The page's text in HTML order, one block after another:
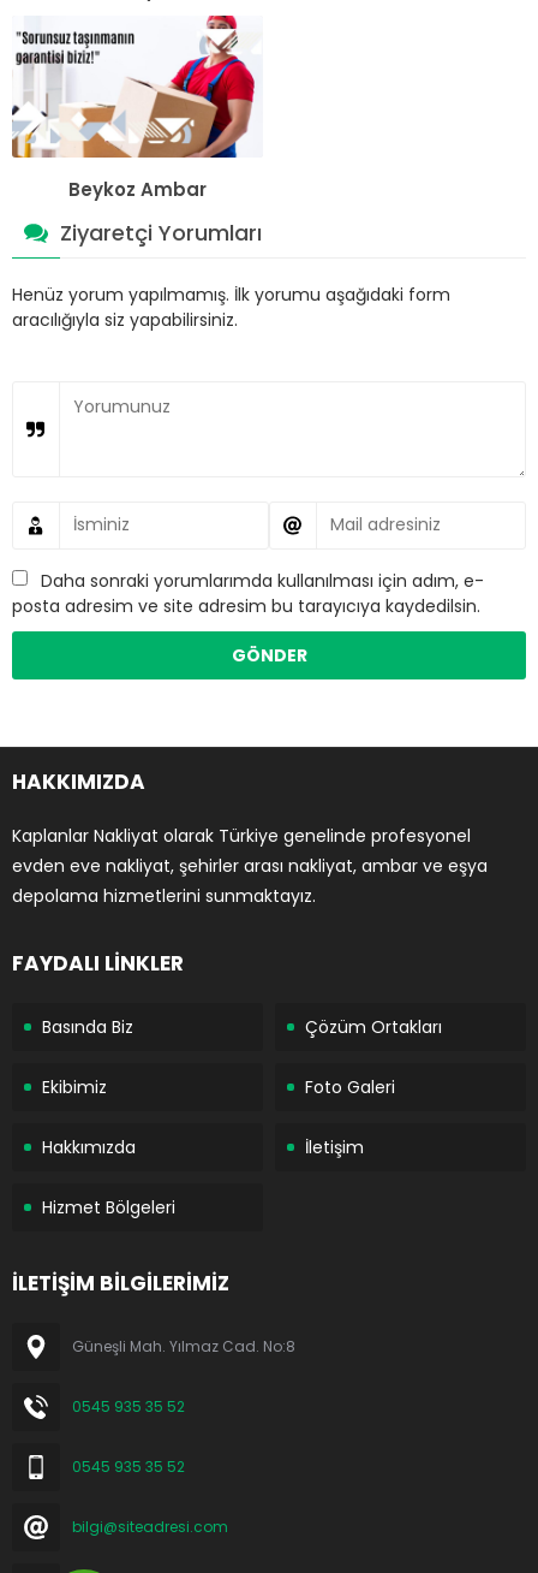
Beykoz Ambar
Ziyaretçi Yorumları
Henüz yorum yapılmamış. İlk yorumu aşağıdaki form
aracılığıyla siz yapabilirsiniz.
Daha sonraki yorumlarımda kullanılması için adım, e-
posta adresim ve site adresim bu tarayıcıya kaydedilsin.
HAKKIMIZDA
Kaplanlar Nakliyat olarak Türkiye genelinde profesyonel
evden eve nakliyat, şehirler arası nakliyat, ambar ve eşya
depolama hizmetlerini sunmaktayız.
FAYDALI LİNKLER
Basında Biz Çözüm Ortakları
Ekibimiz Foto Galeri
Hakkımızda İletişim
Hizmet Bölgeleri
İLETİŞİM BİLGİLERİMİZ
Güneşli Mah. Yılmaz Cad. No:8
0545 935 35 52
0545 935 35 52
bilgi@siteadresi.com